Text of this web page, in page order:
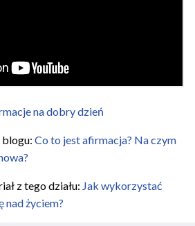
na dobry dzień
blogu: Co to jest afirmacja? Na czym
z tego działu: Jak wykorzystać
nad życiem?